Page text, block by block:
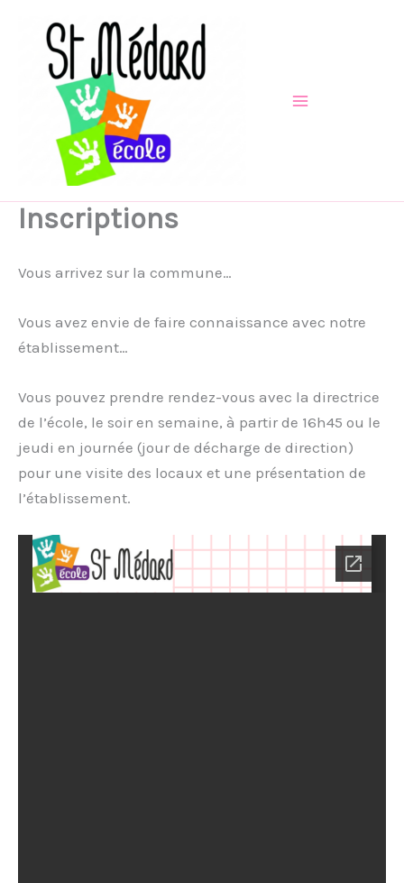
contenu
Inscriptions
Vous arrivez sur la commune…
Vous avez envie de faire connaissance avec notre
établissement…
Vous pouvez prendre rendez-vous avec la directrice
de l’école, le soir en semaine, à partir de 16h45 ou le
jeudi en journée (jour de décharge de direction)
pour une visite des locaux et une présentation de
l’établissement.